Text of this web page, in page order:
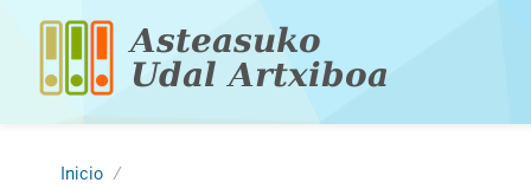
contenido
principal
Inicio